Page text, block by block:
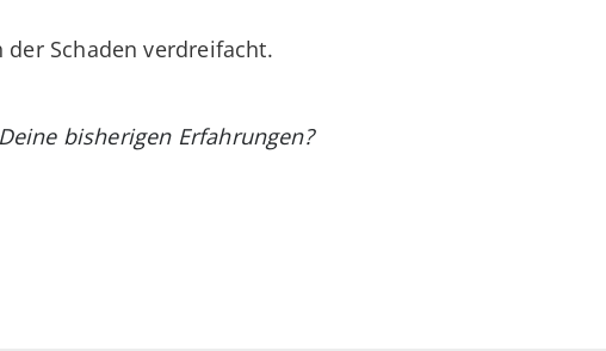
der Schaden verdreifacht.
bisherigen Erfahrungen?